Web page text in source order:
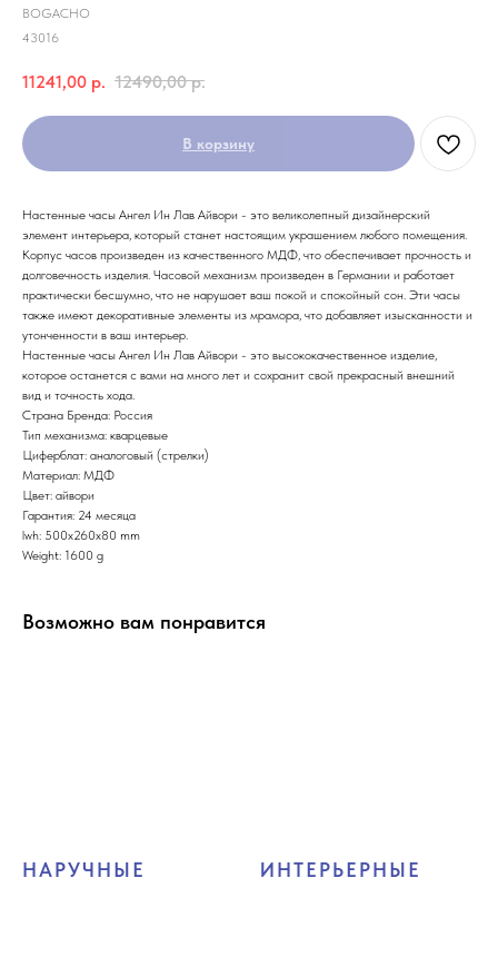
BOGACHO
43016
11241,00 р. 12490,00 р.
В корзину
Настенные часы Ангел Ин Лав Айвори - это великолепный дизайнерский
элемент интерьера, который станет настоящим украшением любого помещения.
Корпус часов произведен из качественного МДФ, что обеспечивает прочность и
долговечность изделия. Часовой механизм произведен в Германии и работает
практически бесшумно, что не нарушает ваш покой и спокойный сон. Эти часы
также имеют декоративные элементы из мрамора, что добавляет изысканности и
утонченности в ваш интерьер.
Настенные часы Ангел Ин Лав Айвори - это высококачественное изделие,
которое останется с вами на много лет и сохранит свой прекрасный внешний
вид и точность хода.
Страна Бренда: Россия
Тип механизма: кварцевые
Циферблат: аналоговый (стрелки)
Материал: МДФ
Цвет: айвори
Гарантия: 24 месяца
lwh: 500x260x80 mm
Weight: 1600 g
Возможно вам понравится
НАРУЧНЫЕ ИНТЕРЬЕРНЫЕ